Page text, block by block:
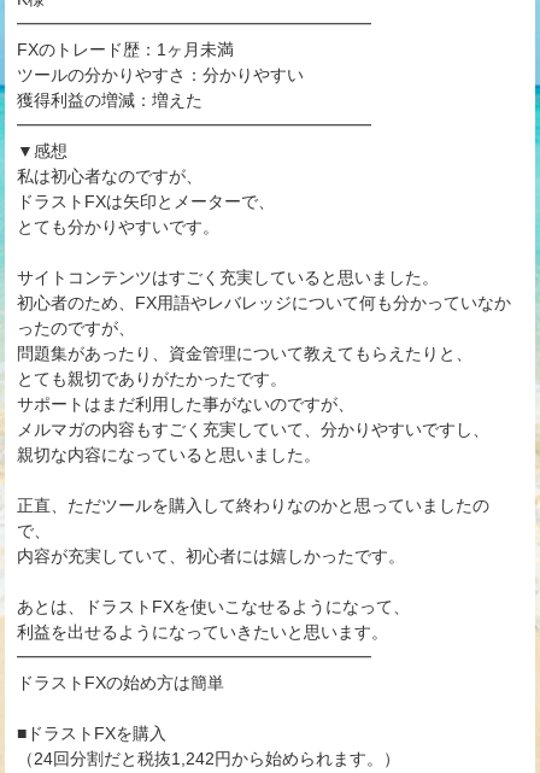
━━━━━━━━━━━━━━━━━━━━━
FXのトレード歴：1ヶ月未満
ツールの分かりやすさ：分かりやすい
獲得利益の増減：増えた
━━━━━━━━━━━━━━━━━━━━━
▼感想
私は初心者なのですが、
ドラストFXは矢印とメーターで、
とても分かりやすいです。
サイトコンテンツはすごく充実していると思いました。
初心者のため、FX用語やレバレッジについて何も分かっていなか
ったのですが、
問題集があったり、資金管理について教えてもらえたりと、
とても親切でありがたかったです。
サポートはまだ利用した事がないのですが、
メルマガの内容もすごく充実していて、分かりやすいですし、
親切な内容になっていると思いました。
正直、ただツールを購入して終わりなのかと思っていましたの
で、
内容が充実していて、初心者には嬉しかったです。
あとは、ドラストFXを使いこなせるようになって、
利益を出せるようになっていきたいと思います。
━━━━━━━━━━━━━━━━━━━━━
ドラストFXの始め方は簡単
■ドラストFXを購入
（24回分割だと税抜1,242円から始められます。）